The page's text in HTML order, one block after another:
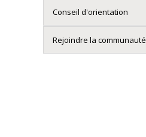
Conseil d'orientation
Rejoindre la communauté